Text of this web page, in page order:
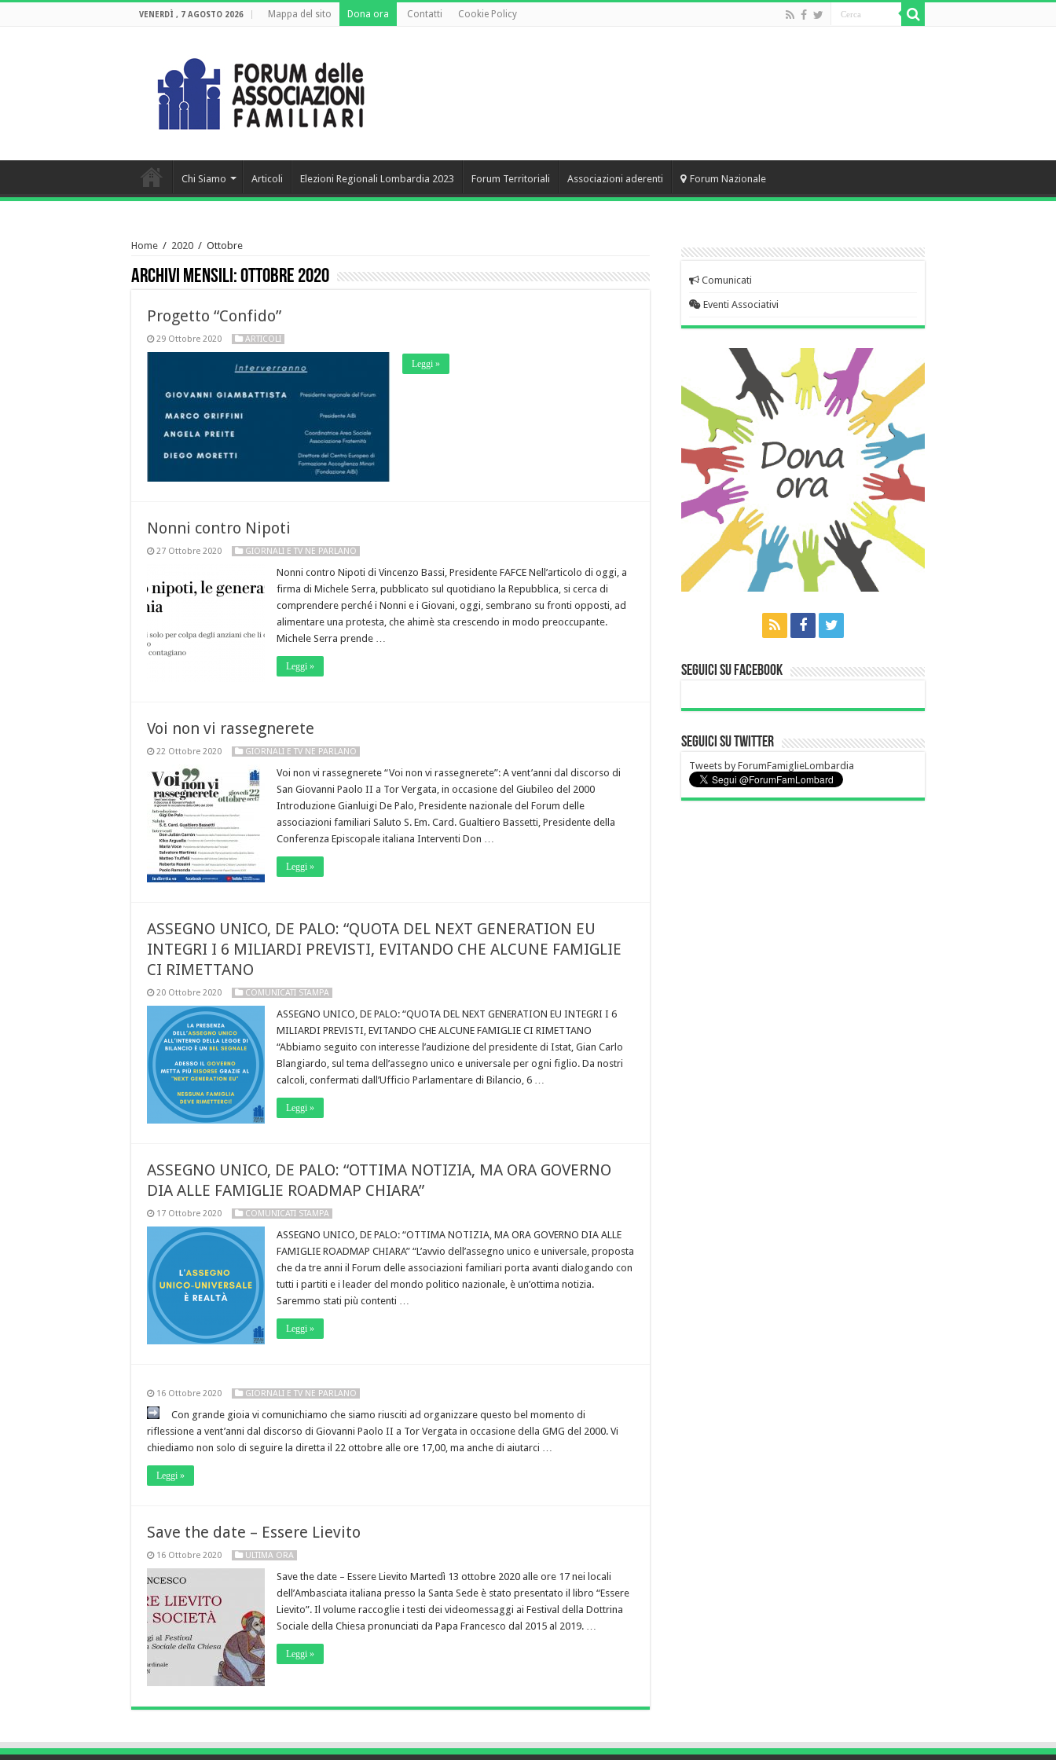
VENERDÌ , 7 AGOSTO 2026 Mappa del sito Dona ora Contatti Cookie Policy
Chi Siamo Articoli Elezioni Regionali Lombardia 2023 Forum Territoriali Associazioni aderenti Forum Nazionale
Home / 2020 / Ottobre
Archivi mensili:Ottobre 2020
Progetto “Confido”
29 Ottobre 2020 ARTICOLI
Leggi »
Nonni contro Nipoti
27 Ottobre 2020 GIORNALI E TV NE PARLANO
Nonni contro Nipoti di Vincenzo Bassi, Presidente FAFCE Nell’articolo di oggi, a
firma di Michele Serra, pubblicato sul quotidiano la Repubblica, si cerca di
comprendere perché i Nonni e i Giovani, oggi, sembrano su fronti opposti, ad
alimentare una protesta, che ahimè sta crescendo in modo preoccupante.
Michele Serra prende …
Leggi »
Voi non vi rassegnerete
22 Ottobre 2020 GIORNALI E TV NE PARLANO
Voi non vi rassegnerete “Voi non vi rassegnerete”: A vent’anni dal discorso di
San Giovanni Paolo II a Tor Vergata, in occasione del Giubileo del 2000
Introduzione Gianluigi De Palo, Presidente nazionale del Forum delle
associazioni familiari Saluto S. Em. Card. Gualtiero Bassetti, Presidente della
Conferenza Episcopale italiana Interventi Don …
Leggi »
ASSEGNO UNICO, DE PALO: “QUOTA DEL NEXT GENERATION EU
INTEGRI I 6 MILIARDI PREVISTI, EVITANDO CHE ALCUNE FAMIGLIE
CI RIMETTANO
20 Ottobre 2020 COMUNICATI STAMPA
ASSEGNO UNICO, DE PALO: “QUOTA DEL NEXT GENERATION EU INTEGRI I 6
MILIARDI PREVISTI, EVITANDO CHE ALCUNE FAMIGLIE CI RIMETTANO
“Abbiamo seguito con interesse l’audizione del presidente di Istat, Gian Carlo
Blangiardo, sul tema dell’assegno unico e universale per ogni figlio. Da nostri
calcoli, confermati dall’Ufficio Parlamentare di Bilancio, 6 …
Leggi »
ASSEGNO UNICO, DE PALO: “OTTIMA NOTIZIA, MA ORA GOVERNO
DIA ALLE FAMIGLIE ROADMAP CHIARA”
17 Ottobre 2020 COMUNICATI STAMPA
ASSEGNO UNICO, DE PALO: “OTTIMA NOTIZIA, MA ORA GOVERNO DIA ALLE
FAMIGLIE ROADMAP CHIARA” “L’avvio dell’assegno unico e universale, proposta
che da tre anni il Forum delle associazioni familiari porta avanti dialogando con
tutti i partiti e i leader del mondo politico nazionale, è un’ottima notizia.
Saremmo stati più contenti …
Leggi »
16 Ottobre 2020 GIORNALI E TV NE PARLANO
Con grande gioia vi comunichiamo che siamo riusciti ad organizzare questo bel momento di
riflessione a vent’anni dal discorso di Giovanni Paolo II a Tor Vergata in occasione della GMG del 2000. Vi
chiediamo non solo di seguire la diretta il 22 ottobre alle ore 17,00, ma anche di aiutarci …
Leggi »
Save the date – Essere Lievito
16 Ottobre 2020 ULTIMA ORA
Save the date – Essere Lievito Martedì 13 ottobre 2020 alle ore 17 nei locali
dell’Ambasciata italiana presso la Santa Sede è stato presentato il libro “Essere
Lievito”. Il volume raccoglie i testi dei videomessaggi ai Festival della Dottrina
Sociale della Chiesa pronunciati da Papa Francesco dal 2015 al 2019. …
Leggi »
Comunicati
Eventi Associativi
Seguici su Facebook
Seguici su Twitter
Tweets by ForumFamiglieLombardia